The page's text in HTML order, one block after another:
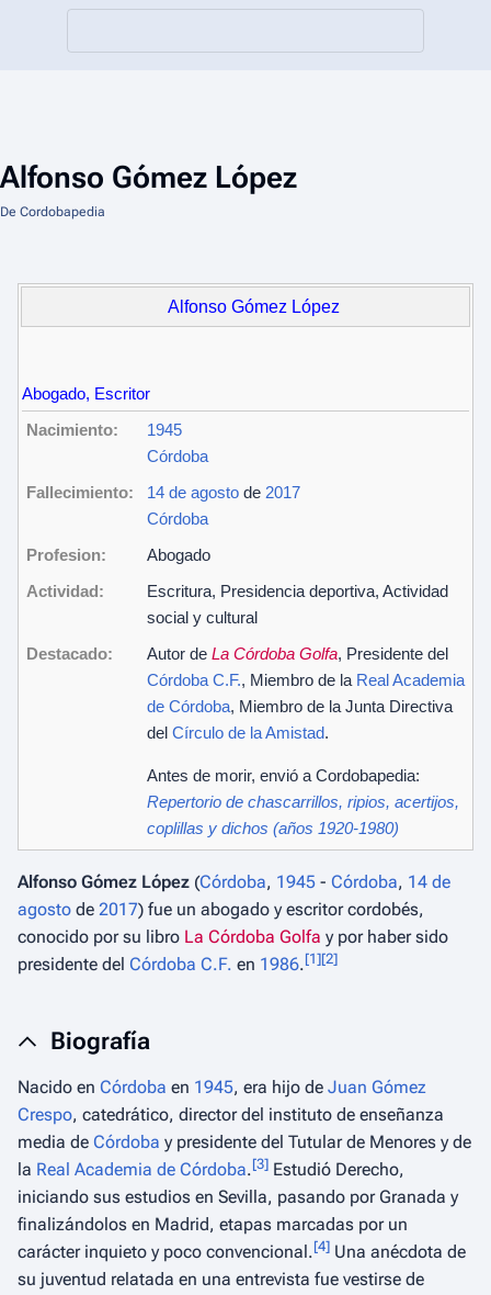
Alfonso Gómez López
De Cordobapedia
Alfonso Gómez López
Abogado, Escritor
Nacimiento:
1945
Córdoba
Fallecimiento:
14 de agosto de 2017
Córdoba
Profesion:
Abogado
Actividad:
Escritura, Presidencia deportiva, Actividad
social y cultural
Destacado:
Autor de La Córdoba Golfa, Presidente del
Córdoba C.F., Miembro de la Real Academia
de Córdoba, Miembro de la Junta Directiva
del Círculo de la Amistad.
Antes de morir, envió a Cordobapedia:
Repertorio de chascarrillos, ripios, acertijos,
coplillas y dichos (años 1920-1980)
Alfonso Gómez López (Córdoba, 1945 - Córdoba, 14 de
agosto de 2017) fue un abogado y escritor cordobés,
conocido por su libro La Córdoba Golfa y por haber sido
presidente del Córdoba C.F. en 1986.[1][2]
Biografía
Nacido en Córdoba en 1945, era hijo de Juan Gómez
Crespo, catedrático, director del instituto de enseñanza
media de Córdoba y presidente del Tutular de Menores y de
la Real Academia de Córdoba.[3] Estudió Derecho,
iniciando sus estudios en Sevilla, pasando por Granada y
finalizándolos en Madrid, etapas marcadas por un
carácter inquieto y poco convencional.[4] Una anécdota de
su juventud relatada en una entrevista fue vestirse de